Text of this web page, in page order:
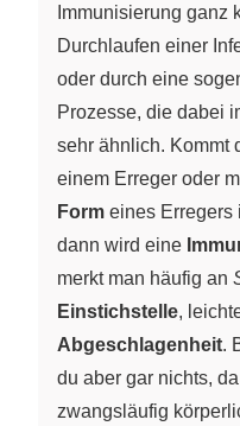
Immunisierung ganz
Durchlaufen einer
oder durch eine
Prozesse, die dabei
sehr ähnlich. Kommt
einem Erreger oder
Form eines Erregers
dann wird eine
merkt man häufig an
Einstichstelle,
Abgeschlagenheit.
du aber gar nichts,
zwangsläufig